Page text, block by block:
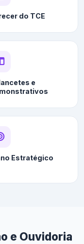
do TCE
e
Estratégico
e Ouvidoria